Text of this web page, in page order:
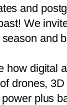
tes and postg
ast! We invit
season and b
how digital a
of drones, 3D
power plus b